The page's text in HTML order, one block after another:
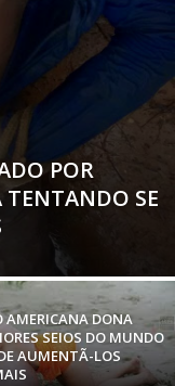
POR
TENTANDO SE
AMERICANA DONA
SEIOS DO MUNDO
AUMENTÃ-LOS